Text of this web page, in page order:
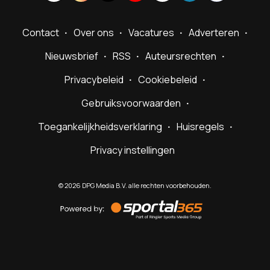
Contact Over ons Vacatures
Adverteren
Nieuwsbrief
RSS
Auteursrechten
Privacybeleid
Cookiebeleid
Gebruiksvoorwaarden
Toegankelijkheidsverklaring
Huisregels
Privacy instellingen
©2026 DPG Media B.V. alle rechten voorbehouden.
by
Sportal365